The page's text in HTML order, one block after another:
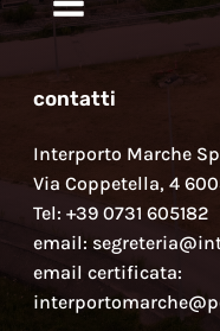
contatti
Interporto Marche
Via Coppetella, 4
Tel: +39 0731 605182
email:
email certificata: